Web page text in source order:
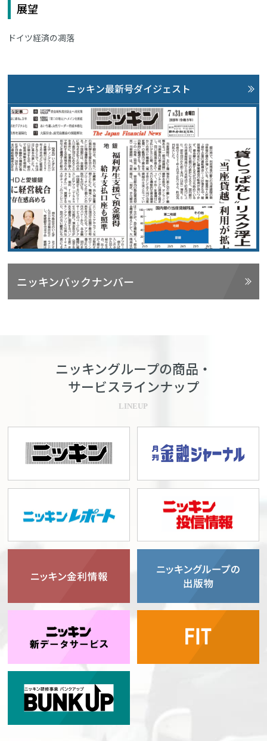
展望
ドイツ経済の凋落
ニッキン最新号ダイジェスト
ニッキンバックナンバー
ニッキングループの商品・
サービスラインナップ
LINEUP